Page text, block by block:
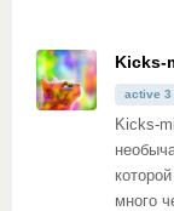
Kicks-
active 3
Kicks-
много